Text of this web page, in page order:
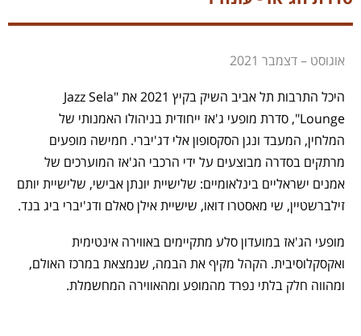
אוגוסט – דצמבר 2021
היכל התרבות תל אביב השיק בקיץ 2021 את "Jazz Sela
Lounge", סדרת מופעי ג'אז ייחודית בניהולו האמנותי של
המלחין, המעבד ונגן הסקסופון אלי דג'יברי. חמישה מופעים
מרתקים בסדרה מבוצעים על ידי הרכבי הג'אז המוערכים של
אמנים ישראליים בינלאומיים: שלישיית יונתן אבישי, שלישיית יותם
זילברשטיין, שי מאסטרו דואו, שישיית אילן סאלם ודג'יברי ביג בנד.
מופעי הג'אז במועדון סלע מתקיימים באווירה אינטימית
ואקסקלוסיבית. הקהל מקיף את הבמה, שנמצאת במרכז האולם,
ומהווה חלק בלתי נפרד מהמופע ומהאווירה המחשמלת.